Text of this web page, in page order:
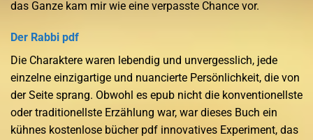
das Ganze kam mir wie eine verpasste Chance vor.
Der Rabbi pdf
Die Charaktere waren lebendig und unvergesslich, jede
einzelne einzigartige und nuancierte Persönlichkeit, die von
der Seite sprang. Obwohl es epub nicht die konventionellste
oder traditionellste Erzählung war, war dieses Buch ein
kühnes kostenlose bücher pdf innovatives Experiment, das